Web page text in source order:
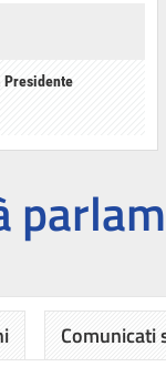
Presidente
Comunicati